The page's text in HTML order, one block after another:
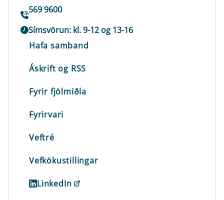
569 9600
Símsvörun: kl. 9-12 og 13-16
Hafa samband
Áskrift og RSS
Fyrir fjölmiðla
Fyrirvari
Veftré
Vefkökustillingar
LinkedIn